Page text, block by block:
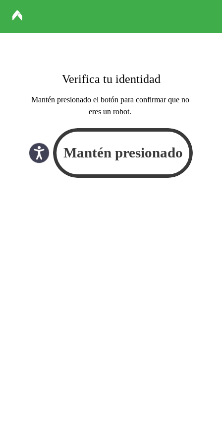
Verifica tu identidad
Mantén presionado el botón para confirmar que no
eres un robot.